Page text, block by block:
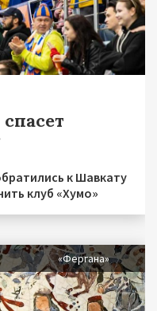
к Шавкату
клуб «Хумо»
«Фергана»